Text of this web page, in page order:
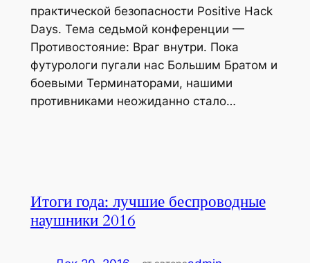
практической безопасности Positive Hack
Days. Тема седьмой конференции —
Противостояние: Враг внутри. Пока
футурологи пугали нас Большим Братом и
боевыми Терминаторами, нашими
противниками неожиданно стало…
Итоги года: лучшие беспроводные
наушники 2016